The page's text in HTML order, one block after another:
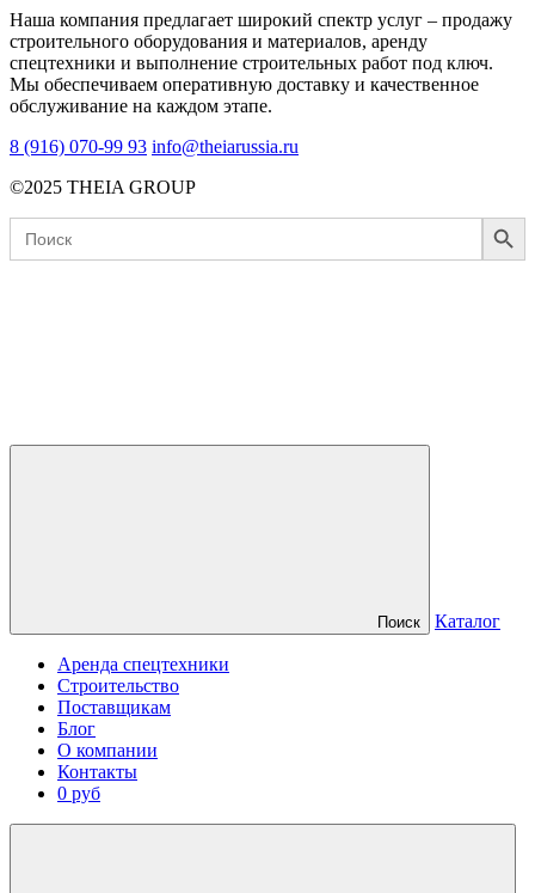
Наша компания предлагает широкий спектр услуг – продажу
строительного оборудования и материалов, аренду
спецтехники и выполнение строительных работ под ключ.
Мы обеспечиваем оперативную доставку и качественное
обслуживание на каждом этапе.
8 (916) 070-99 93 info@theiarussia.ru
©2025 THEIA GROUP
Search
for:
Search Button
Поиск Каталог
Аренда спецтехники
Строительство
Поставщикам
Блог
О компании
Контакты
0 руб